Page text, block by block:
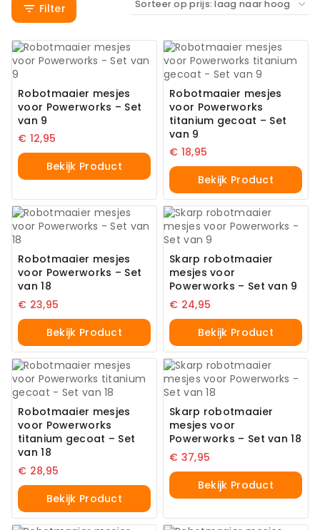
Filter
Robotmaaier mesjes
voor Powerworks – Set
van 9
€ 12,95
Bekijk Product
Robotmaaier mesjes
voor Powerworks
titanium gecoat – Set
van 9
€ 18,95
Bekijk Product
Robotmaaier mesjes
voor Powerworks – Set
van 18
€ 23,95
Bekijk Product
Skarp robotmaaier
mesjes voor
Powerworks – Set van 9
€ 24,95
Bekijk Product
Robotmaaier mesjes
voor Powerworks
titanium gecoat – Set
van 18
€ 28,95
Bekijk Product
Skarp robotmaaier
mesjes voor
Powerworks – Set van 18
€ 37,95
Bekijk Product